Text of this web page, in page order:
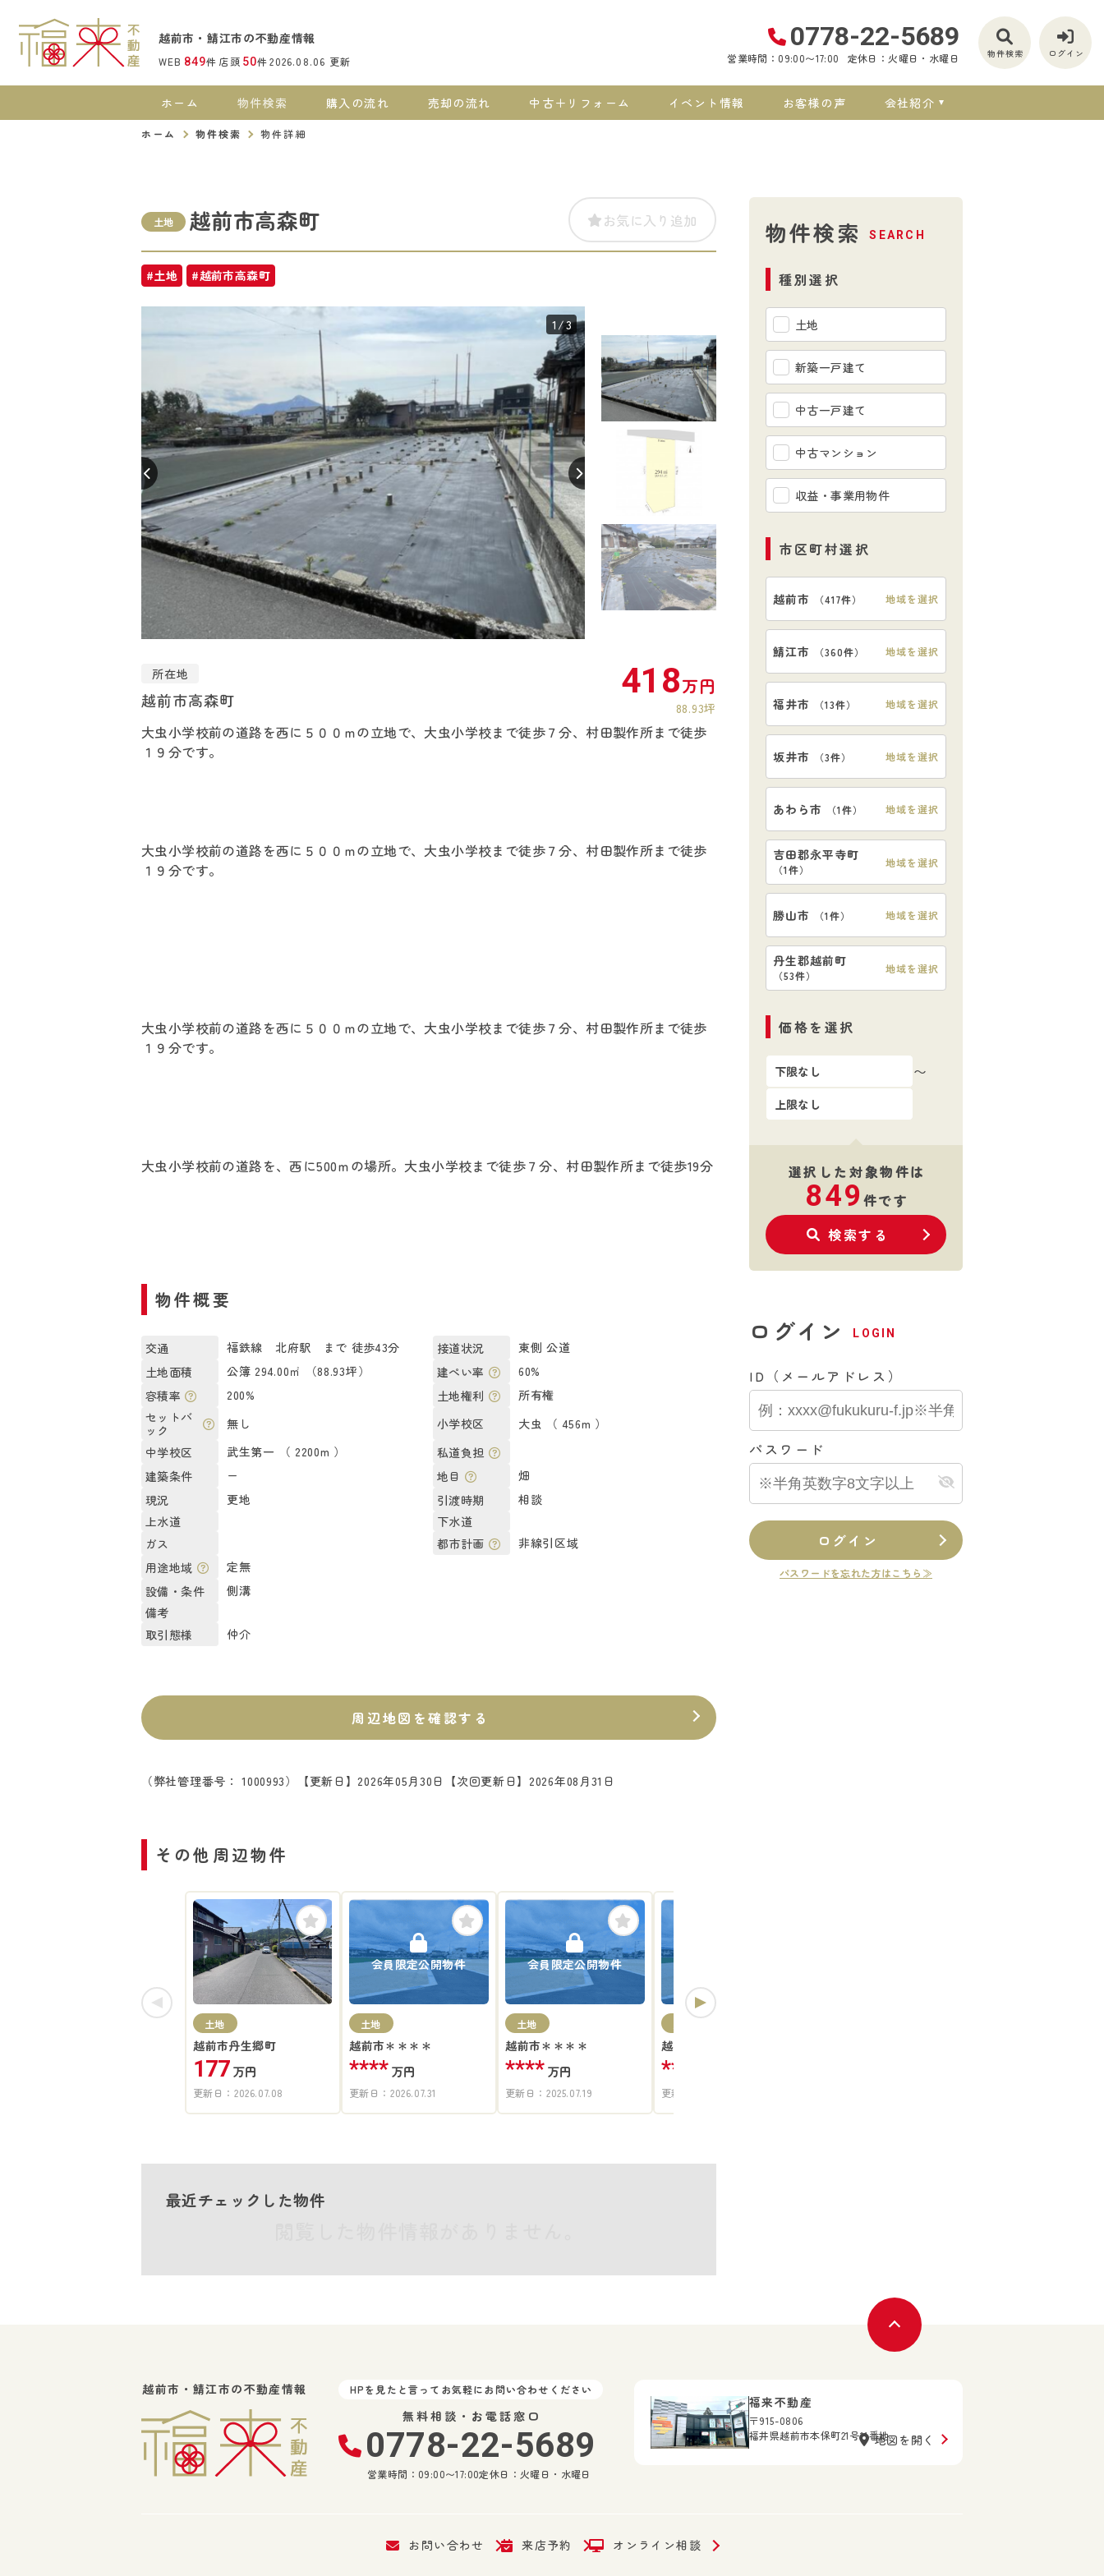
越前市・鯖江市の不動産情報
WEB 849件 店頭 50件 2026.08.06 更新
0778-22-5689
営業時間：09:00〜17:00 定休日：火曜日・水曜日 物件検索 ログイン
ホーム 物件検索 購入の流れ 売却の流れ 中古＋リフォーム イベント情報 お客様の声 会社紹介
ホーム 物件検索 物件詳細
土地 越前市高森町 お気に入り追加
#土地 #越前市高森町
1 /3
所在地
越前市高森町 418万円
88.93坪
大虫小学校前の道路を西に５００ｍの立地で、大虫小学校まで徒歩７分、村田製作所まで徒歩
１９分です。
大虫小学校前の道路を西に５００ｍの立地で、大虫小学校まで徒歩７分、村田製作所まで徒歩
１９分です。
大虫小学校前の道路を西に５００ｍの立地で、大虫小学校まで徒歩７分、村田製作所まで徒歩
１９分です。
大虫小学校前の道路を、西に500ｍの場所。大虫小学校まで徒歩７分、村田製作所まで徒歩19分
物件概要
交通 福鉄線 北府駅 まで 徒歩43分 接道状況
東側 公道
土地面積
公簿 294.00㎡ （88.93坪） 建ぺい率
60%
容積率
200% 土地権利
所有権
セットバ
ック
無し 小学校区
大虫 （ 456m ）
中学校区
武生第一 （ 2200m ）
私道負担
建築条件
ー 地目
畑
現況
更地 引渡時期
相談
上水道
下水道
ガス
都市計画
非線引区域
用途地域
定無
設備・条件
側溝
備考
取引態様
仲介
周辺地図を確認する
（弊社管理番号： 1000993） 【更新日】2026年05月30日 【次回更新日】2026年08月31日
その他周辺物件
土地
越前市丹生郷町
177 万円
更新日： 2026.07.08
会員限定公開物件
土地
越前市＊＊＊＊
**** 万円
更新日： 2026.07.31
会員限定公開物件
土地
越前市＊＊＊＊
**** 万円
更新日： 2025.07.19
越前市＊＊＊＊
****
更新日：
最近チェックした物件
物件検索 SEARCH
種別選択
土地
新築一戸建て
中古一戸建て
中古マンション
収益・事業用物件
市区町村選択
越前市 （417件） 地域を選択
鯖江市 （360件） 地域を選択
福井市 （13件） 地域を選択
坂井市 （3件） 地域を選択
あわら市 （1件） 地域を選択
吉田郡永平寺町
（1件）
地域を選択
勝山市 （1件） 地域を選択
丹生郡越前町
（53件）
地域を選択
価格を選択
〜
選択した対象物件は
849 件です
検索する
ログイン LOGIN
ID（メールアドレス）
パスワード
ログイン
パスワードを忘れた方はこちら≫
越前市・鯖江市の不動産情報 HPを見たと言ってお気軽にお問い合わせください
無料相談・お電話窓口
0778-22-5689
営業時間：09:00〜17:00定休日：火曜日・水曜日
福来不動産
〒915-0806
福井県越前市本保町21号11番地地図を開く
お問い合わせ 来店予約 オンライン相談